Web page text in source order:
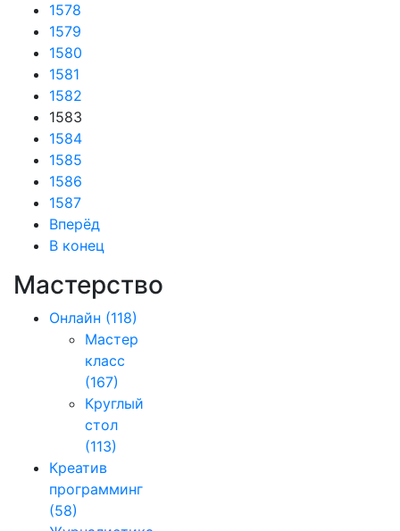
1578
1579
1580
1581
1582
1583
1584
1585
1586
1587
Вперёд
В конец
Мастерство
Онлайн (118)
Мастер
класс
(167)
Круглый
стол
(113)
Креатив
программинг
(58)